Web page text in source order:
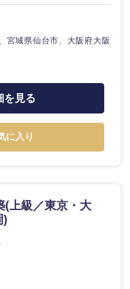
宮城県仙台市、大阪府大阪
を見る
に入り
(上級／東京・大
)